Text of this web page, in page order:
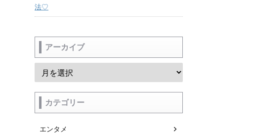
法♡
アーカイブ
カテゴリー
エンタメ